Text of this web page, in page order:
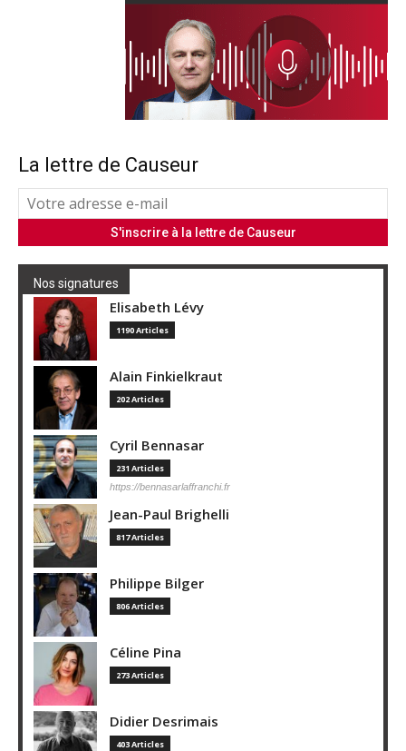
La lettre de Causeur
Nos signatures
Elisabeth Lévy
1190 Articles
Alain Finkielkraut
202 Articles
Cyril Bennasar
231 Articles
https://bennasarlaffranchi.fr
Jean-Paul Brighelli
817 Articles
Philippe Bilger
806 Articles
Céline Pina
273 Articles
Didier Desrimais
403 Articles